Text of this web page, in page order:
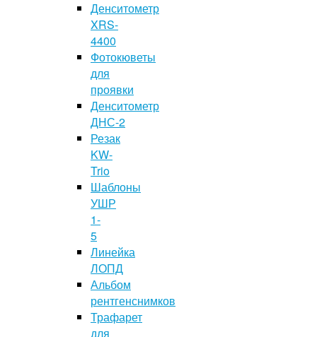
Денситометр
XRS-
4400
Фотокюветы
для
проявки
Денситометр
ДНС-2
Резак
KW-
Trio
Шаблоны
УШР
1-
5
Линейка
ЛОПД
Альбом
рентгенснимков
Трафарет
для